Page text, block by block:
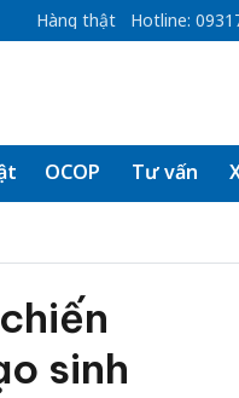
Hàng thật Hotline:
OCOP Tư vấn
sinh